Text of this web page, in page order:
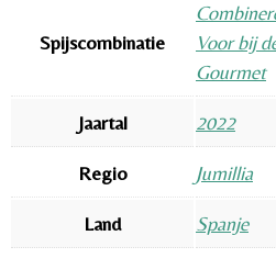
Spijscombinatie
Voor bij
Gourmet
Jaartal 2022
Regio Jumillia
Land Spanje